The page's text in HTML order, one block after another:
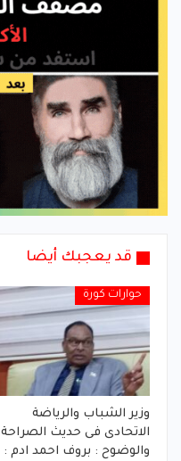
قد يعجبك أيضا
حوارات كورة
وزير الشباب والرياضة
الاتحادى فى حديث الصراحة
والوضوح : بروف احمد ادم :